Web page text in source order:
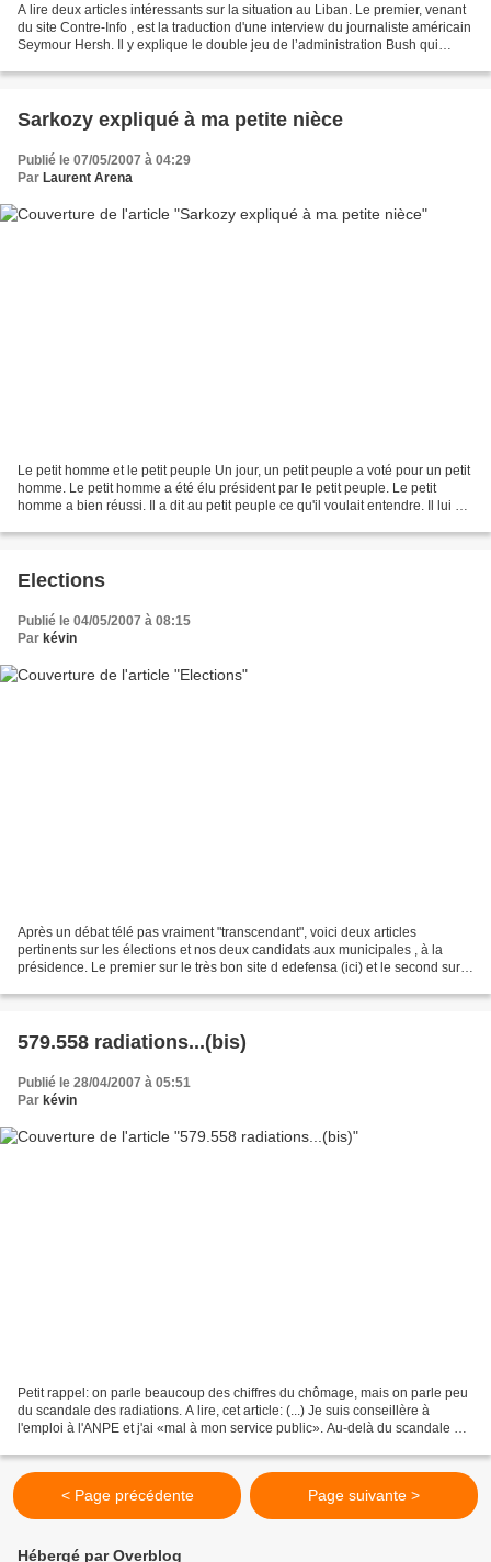
A lire deux articles intéressants sur la situation au Liban. Le premier, venant
du site Contre-Info , est la traduction d'une interview du journaliste américain
Seymour Hersh. Il y explique le double jeu de l’administration Bush qui
Sarkozy expliqué à ma petite nièce
Publié le 07/05/2007 à 04:29
Par Laurent Arena
Le petit homme et le petit peuple Un jour, un petit peuple a voté pour un petit
homme. Le petit homme a été élu président par le petit peuple. Le petit
homme a bien réussi. Il a dit au petit peuple ce qu'il voulait entendre. Il lui a
Elections
Publié le 04/05/2007 à 08:15
Par kévin
Après un débat télé pas vraiment "transcendant", voici deux articles
pertinents sur les élections et nos deux candidats aux municipales , à la
présidence. Le premier sur le très bon site d edefensa (ici) et le second sur
579.558 radiations...(bis)
Publié le 28/04/2007 à 05:51
Par kévin
Petit rappel: on parle beaucoup des chiffres du chômage, mais on parle peu
du scandale des radiations. A lire, cet article: (...) Je suis conseillère à
l'emploi à l'ANPE et j'ai «mal à mon service public». Au-delà du scandale de
< Page précédente Page suivante >
Hébergé par Overblog